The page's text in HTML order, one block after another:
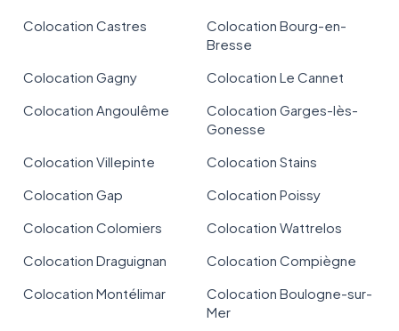
Colocation Castres
Colocation Bourg-en-
Bresse
Colocation Gagny
Colocation Le Cannet
Colocation Angoulême
Colocation Garges-lès-
Gonesse
Colocation Villepinte
Colocation Stains
Colocation Gap
Colocation Poissy
Colocation Colomiers
Colocation Wattrelos
Colocation Draguignan
Colocation Compiègne
Colocation Montélimar
Colocation Boulogne-sur-
Mer